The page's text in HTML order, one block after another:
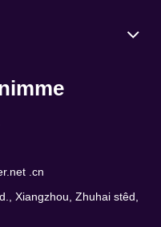
.cn
Xiangzhou, Zhuhai stêd,